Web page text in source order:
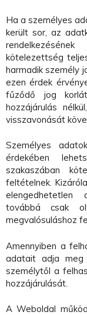
Ha a személyes
került sor, az
kötelezettség
harmadik személy
ezen érdek
fűződő jog
hozzájárulás
visszavonását
Személyes
érdekében
szakaszában
feltételnek.
elengedhetetlen
továbbá csak
megvalósuláshoz
Amennyiben a
adatait adja
személytől a
hozzájárulását.
A Weboldal